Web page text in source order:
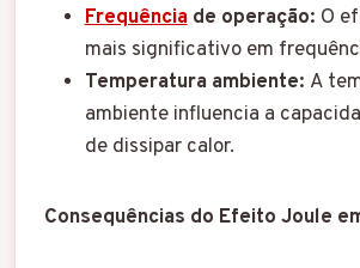
Frequênciade operação: O
mais significativo em
Temperatura ambiente: A
ambiente influencia a
de dissipar calor.
Consequências do Efeito Joule